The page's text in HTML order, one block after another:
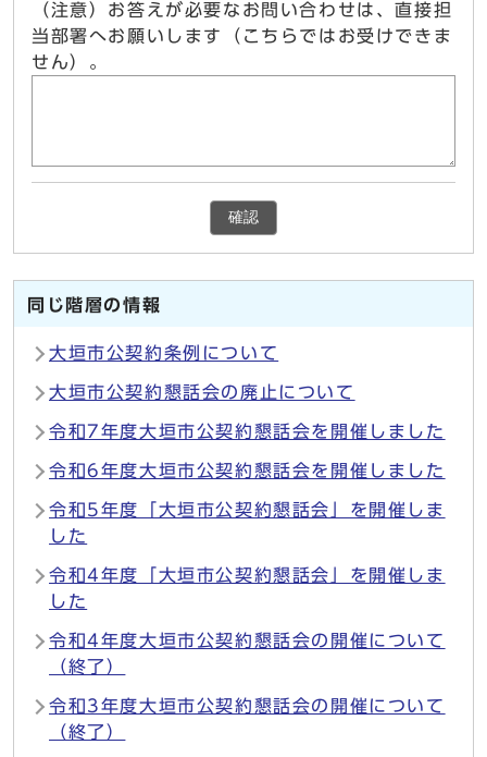
（注意）お答えが必要なお問い合わせは、直接担
当部署へお願いします（こちらではお受けできま
せん）。
確認
同じ階層の情報
大垣市公契約条例について
大垣市公契約懇話会の廃止について
令和7年度大垣市公契約懇話会を開催しました
令和6年度大垣市公契約懇話会を開催しました
令和5年度「大垣市公契約懇話会」を開催しま
した
令和4年度「大垣市公契約懇話会」を開催しま
した
令和4年度大垣市公契約懇話会の開催について
（終了）
令和3年度大垣市公契約懇話会の開催について
（終了）